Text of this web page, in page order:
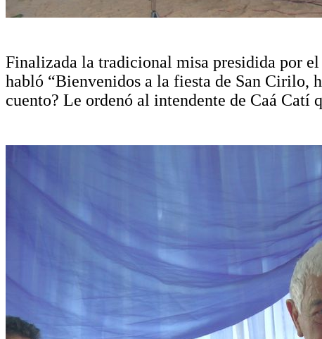
Finalizada la tradicional misa presidida por
habló “Bienvenidos a la fiesta de San Cirilo,
cuento? Le ordenó al intendente de Caá Catí